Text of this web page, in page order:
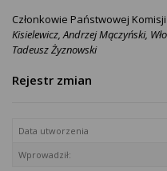
Członkowie Państwowej
Kisielewicz, Andrzej Mączyński,
Tadeusz Żyznowski
Rejestr zmian
Data utworzenia
Wprowadził: